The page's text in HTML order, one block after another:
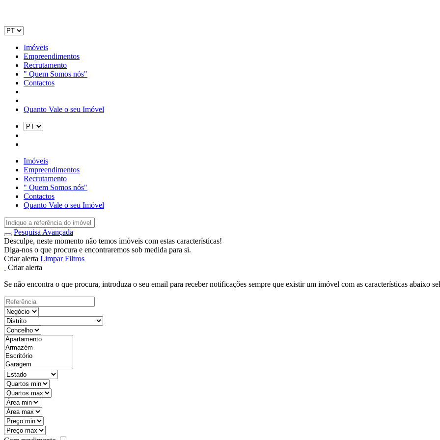
Imóveis
Empreendimentos
Recrutamento
" Quem Somos nós"
Contactos
Quanto Vale o seu Imóvel
Imóveis
Empreendimentos
Recrutamento
" Quem Somos nós"
Contactos
Quanto Vale o seu Imóvel
Pesquisa Avançada
Desculpe, neste momento não temos imóveis com estas características!
Diga-nos o que procura e encontraremos sob medida para si.
Criar alerta Limpar Filtros
Criar alerta
Se não encontra o que procura, introduza o seu email para receber notificações sempre que existir um imóvel com as características abaixo